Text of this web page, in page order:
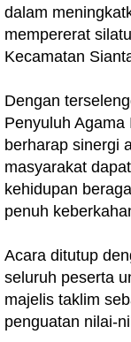
dalam
mempererat
Kecamatan
Dengan
Penyuluh
berharap sinergi
masyarakat
kehidupan
penuh
Acara ditutup
seluruh peserta
majelis taklim
penguatan nilai-